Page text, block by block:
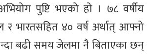
पुष्टि भएको हो । ७८ वर्षीय
र भारतसहित ४० वर्ष अर्थात् आफ्नो
बढी समय जेलमा नै बिताएका छन्